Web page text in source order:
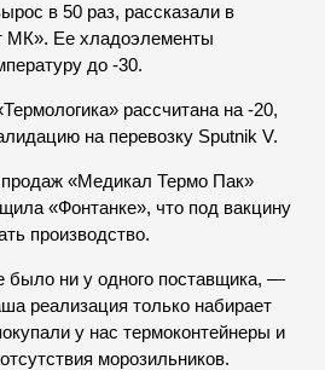
в 50 раз, рассказали в
МК». Ее хладоэлементы
до -30.
рассчитана на -20,
на перевозку Sputnik V.
«Медикал Термо Пак»
«Фонтанке», что под вакцину
производство.
было ни у одного поставщика, —
реализация только набирает
у нас термоконтейнеры и
морозильников.